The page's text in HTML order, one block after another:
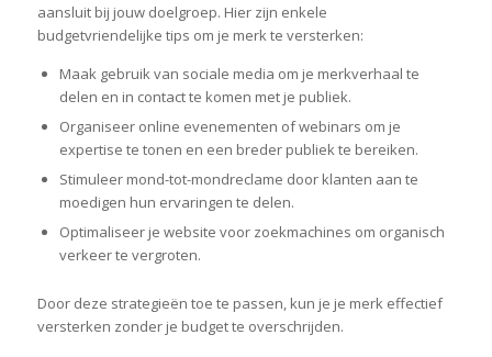
aansluit bij jouw doelgroep. Hier zijn enkele
budgetvriendelijke tips om je merk te versterken:
Maak gebruik van sociale media om je merkverhaal te
delen en in contact te komen met je publiek.
Organiseer online evenementen of webinars om je
expertise te tonen en een breder publiek te bereiken.
Stimuleer mond-tot-mondreclame door klanten aan te
moedigen hun ervaringen te delen.
Optimaliseer je website voor zoekmachines om organisch
verkeer te vergroten.
Door deze strategieën toe te passen, kun je je merk effectief
versterken zonder je budget te overschrijden.